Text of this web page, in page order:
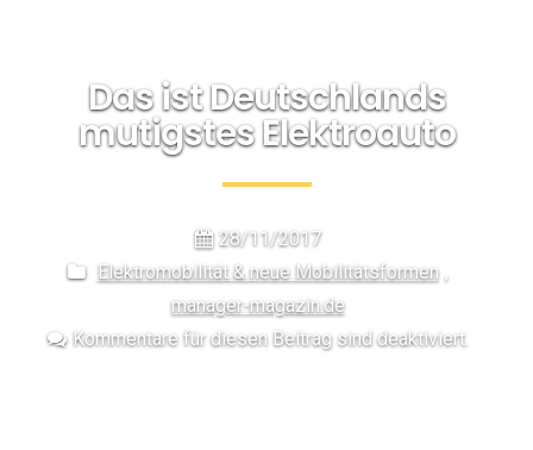
Das ist Deutschlands
mutigstes Elektroauto
28/11/2017
Elektromobilität & neue Mobilitätsformen
manager-magazin.de
Kommentare für diesen Beitrag sind deaktiviert.